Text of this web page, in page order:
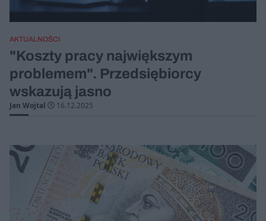
AKTUALNOŚCI
"Koszty pracy największym
problemem". Przedsiębiorcy
wskazują jasno
Jan Wojtal 16.12.2025